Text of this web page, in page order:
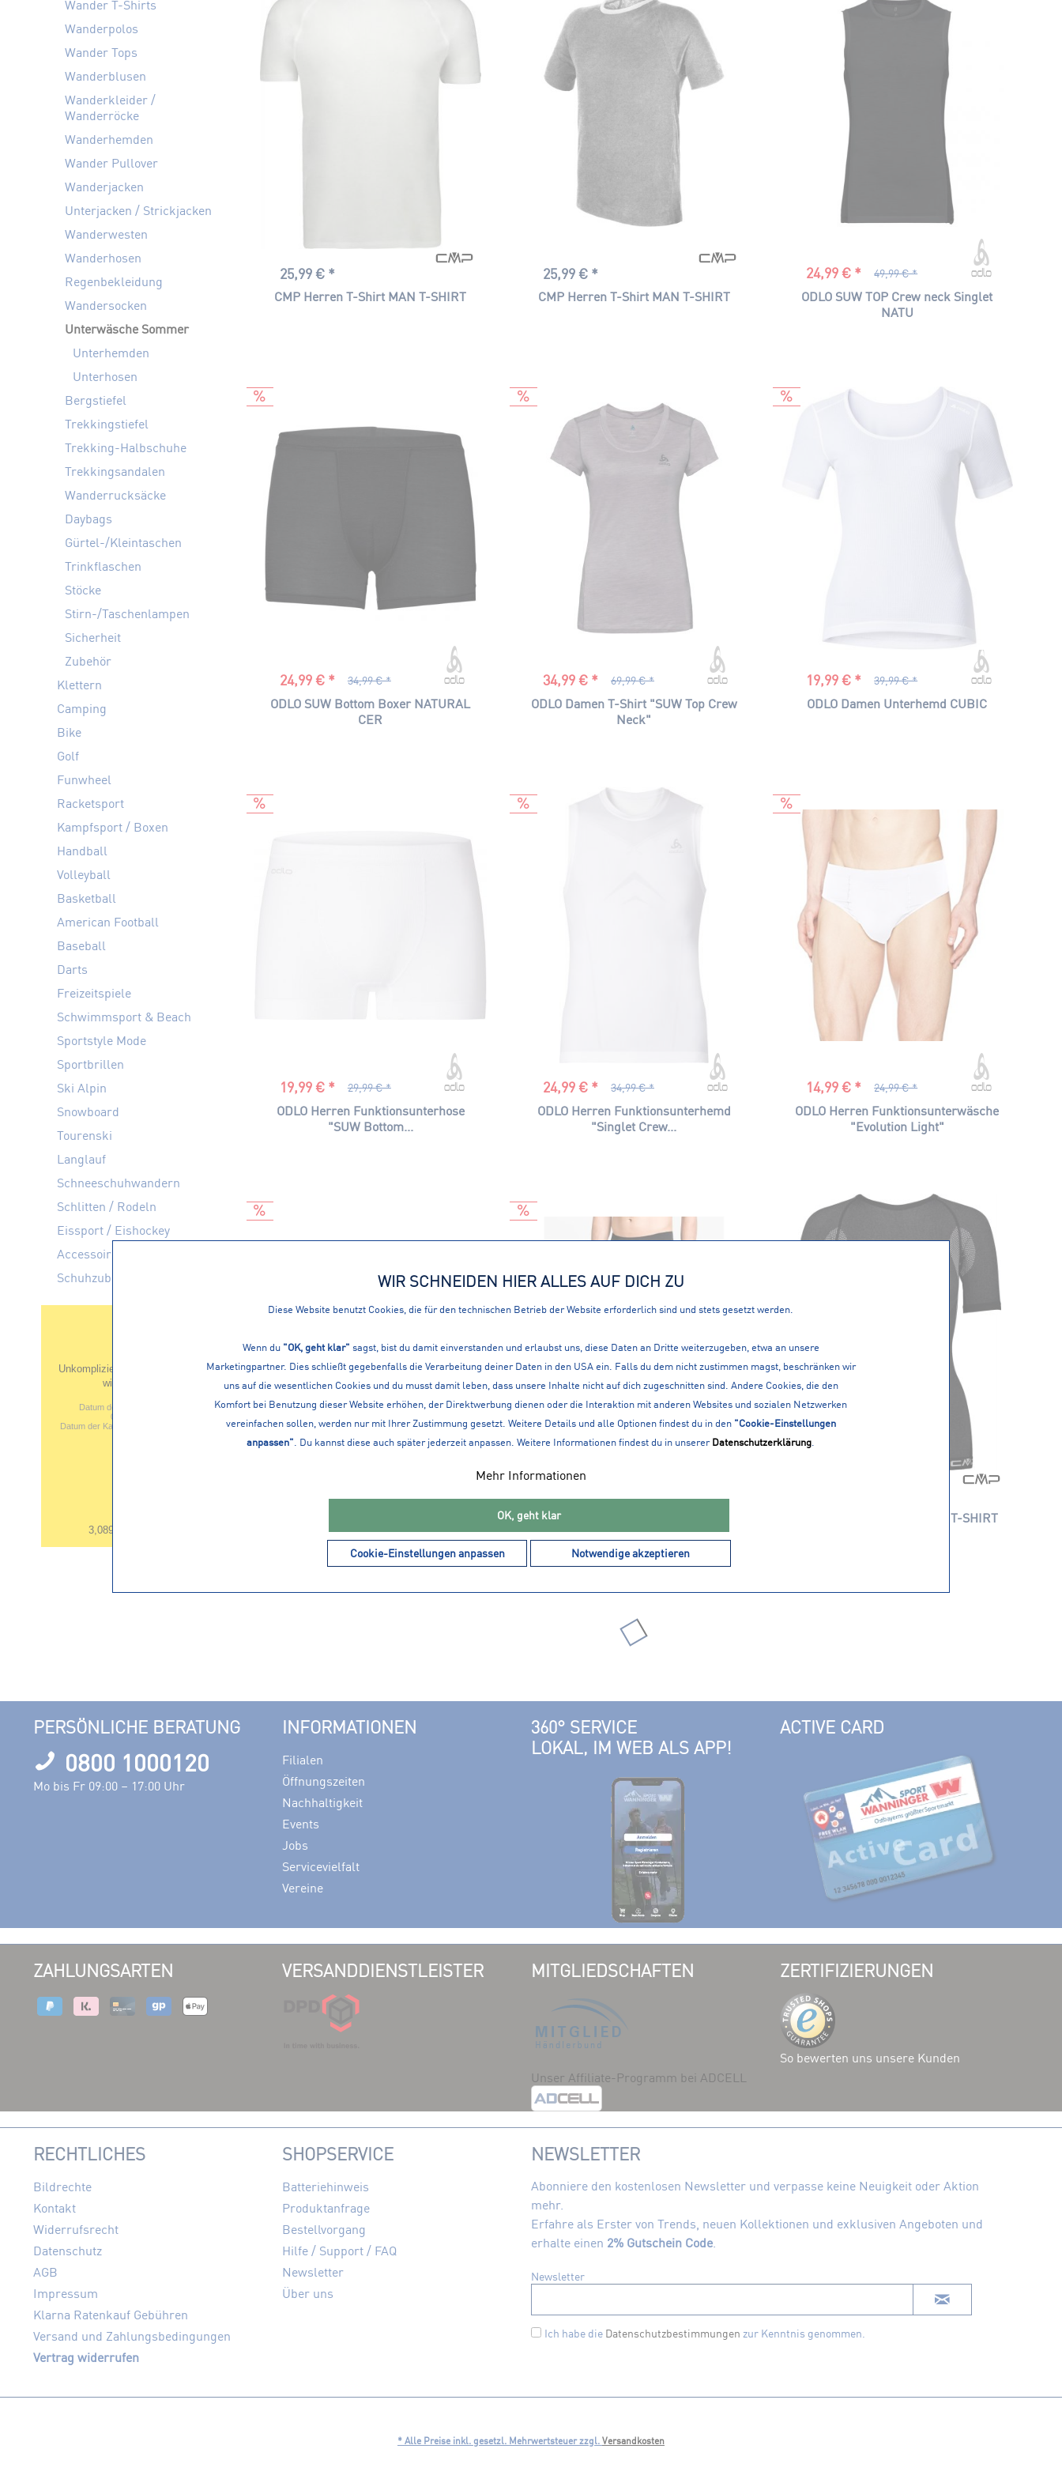
Wander T-Shirts
Wanderpolos
Wander Tops
Wanderblusen
Wanderkleider /
Wanderröcke
Wanderhemden
Wander Pullover
Wanderjacken
Unterjacken / Strickjacken
Wanderwesten
Wanderhosen
Regenbekleidung
Wandersocken
Unterwäsche Sommer
Unterhemden
Unterhosen
Bergstiefel
Trekkingstiefel
Trekking-Halbschuhe
Trekkingsandalen
Wanderrucksäcke
Daybags
Gürtel-/Kleintaschen
Trinkflaschen
Stöcke
Stirn-/Taschenlampen
Sicherheit
Zubehör
Klettern
Camping
Bike
Golf
Funwheel
Racketsport
Kampfsport / Boxen
Handball
Volleyball
Basketball
American Football
Baseball
Darts
Freizeitspiele
Schwimmsport & Beach
Sportstyle Mode
Sportbrillen
Ski Alpin
Snowboard
Tourenski
Langlauf
Schneeschuhwandern
Schlitten / Rodeln
Eissport / Eishockey
Accessoires
Schuhzubehör
Unkomplizierte Lieferung! Gerne
wieder. TOP!
Datum der Veröffentlichung:
07.08.2026
Datum der Kauferfahrung: 29.07.2026
3,089 Bewertungen
LÖFFLER
ODLO
58
CMP Herren T-Shirt MAN T-SHIRT
25,99 € *
CMP Herren T-Shirt MAN T-SHIRT
25,99 € *
ODLO SUW TOP Crew neck Singlet
NATU
49,99 € *
24,99 € *
ODLO SUW Bottom Boxer NATURAL
CER
34,99 € *
24,99 € *
ODLO Damen T-Shirt "SUW Top Crew
Neck"
69,99 € *
34,99 € *
ODLO Damen Unterhemd CUBIC
39,99 € *
19,99 € *
ODLO Herren Funktionsunterhose
"SUW Bottom...
29,99 € *
19,99 € *
ODLO Herren Funktionsunterhemd
"Singlet Crew...
34,99 € *
24,99 € *
ODLO Herren Funktionsunterwäsche
"Evolution Light"
24,99 € *
14,99 € *
X-LIGHT
ODLO Herren Boxershorts
PERFORMANCE X-LIGHT
CMP Damen UNDERWEAR T-SHIRT
PERSÖNLICHE BERATUNG
0800 1000120
Mo bis Fr 09:00 – 17:00 Uhr
INFORMATIONEN
Filialen
Öffnungszeiten
Nachhaltigkeit
Events
Jobs
Servicevielfalt
Vereine
360° SERVICE
LOKAL, IM WEB ALS APP!
ACTIVE CARD
ZAHLUNGSARTEN VERSANDDIENSTLEISTER MITGLIEDSCHAFTEN
Unser Affiliate-Programm bei ADCELL
ZERTIFIZIERUNGEN
So bewerten uns unsere Kunden
RECHTLICHES
Bildrechte
Kontakt
Widerrufsrecht
Datenschutz
AGB
Impressum
Klarna Ratenkauf Gebühren
Versand und Zahlungsbedingungen
Vertrag widerrufen
SHOPSERVICE
Batteriehinweis
Produktanfrage
Bestellvorgang
Hilfe / Support / FAQ
Newsletter
Über uns
NEWSLETTER
Abonniere den kostenlosen Newsletter und verpasse keine Neuigkeit oder Aktion
mehr.
Erfahre als Erster von Trends, neuen Kollektionen und exklusiven Angeboten und
erhalte einen 2% Gutschein Code
Newsletter
Ich habe die Datenschutzbestimmungen zur Kenntnis genommen.
* Alle Preise inkl. gesetzl. Mehrwertsteuer zzgl. Versandkosten
WIR SCHNEIDEN HIER ALLES AUF DICH ZU
Diese Website benutzt Cookies, die für den technischen Betrieb der Website erforderlich sind und stets gesetzt werden.
Wenn du "OK, geht klar" sagst, bist du damit einverstanden und erlaubst uns, diese Daten an Dritte weiterzugeben, etwa an unsere
Marketingpartner. Dies schließt gegebenfalls die Verarbeitung deiner Daten in den USA ein. Falls du dem nicht zustimmen magst, beschränken wir
uns auf die wesentlichen Cookies und du musst damit leben, dass unsere Inhalte nicht auf dich zugeschnitten sind. Andere Cookies, die den
Komfort bei Benutzung dieser Website erhöhen, der Direktwerbung dienen oder die Interaktion mit anderen Websites und sozialen Netzwerken
vereinfachen sollen, werden nur mit Ihrer Zustimmung gesetzt. Weitere Details und alle Optionen findest du in den "Cookie-Einstellungen
anpassen" . Du kannst diese auch später jederzeit anpassen. Weitere Informationen findest du in unsererDatenschutzerklärung
Mehr Informationen
OK, geht klar
Cookie-Einstellungen anpassen Notwendige akzeptieren